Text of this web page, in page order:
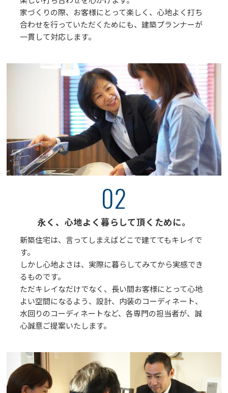
家づくりの際、お客様にとって楽しく、心地よく打ち
合わせを行っていただくためにも、建築プランナーが
一貫して対応します。
02
永く、心地よく暮らして頂くために。
新築住宅は、言ってしまえばどこで建ててもキレイで
す。
しかし心地よさは、実際に暮らしてみてから実感でき
るものです。
ただキレイなだけでなく、長い間お客様にとって心地
よい空間になるよう、設計、内装のコーディネート、
水回りのコーディネートなど、各専門の担当者が、誠
心誠意ご提案いたします。